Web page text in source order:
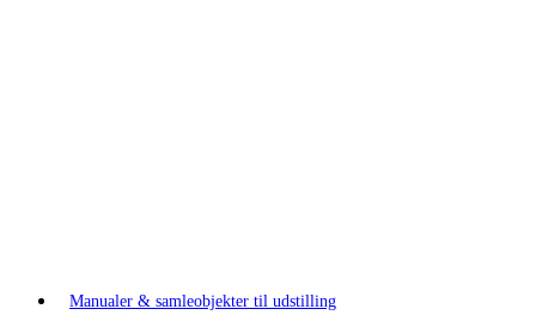
Manualer & samleobjekter til udstilling